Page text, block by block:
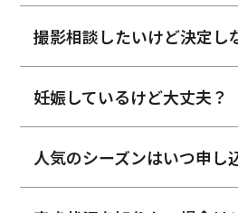
撮影相談したいけど決定し
妊娠しているけど大丈夫？
人気のシーズンはいつ申し